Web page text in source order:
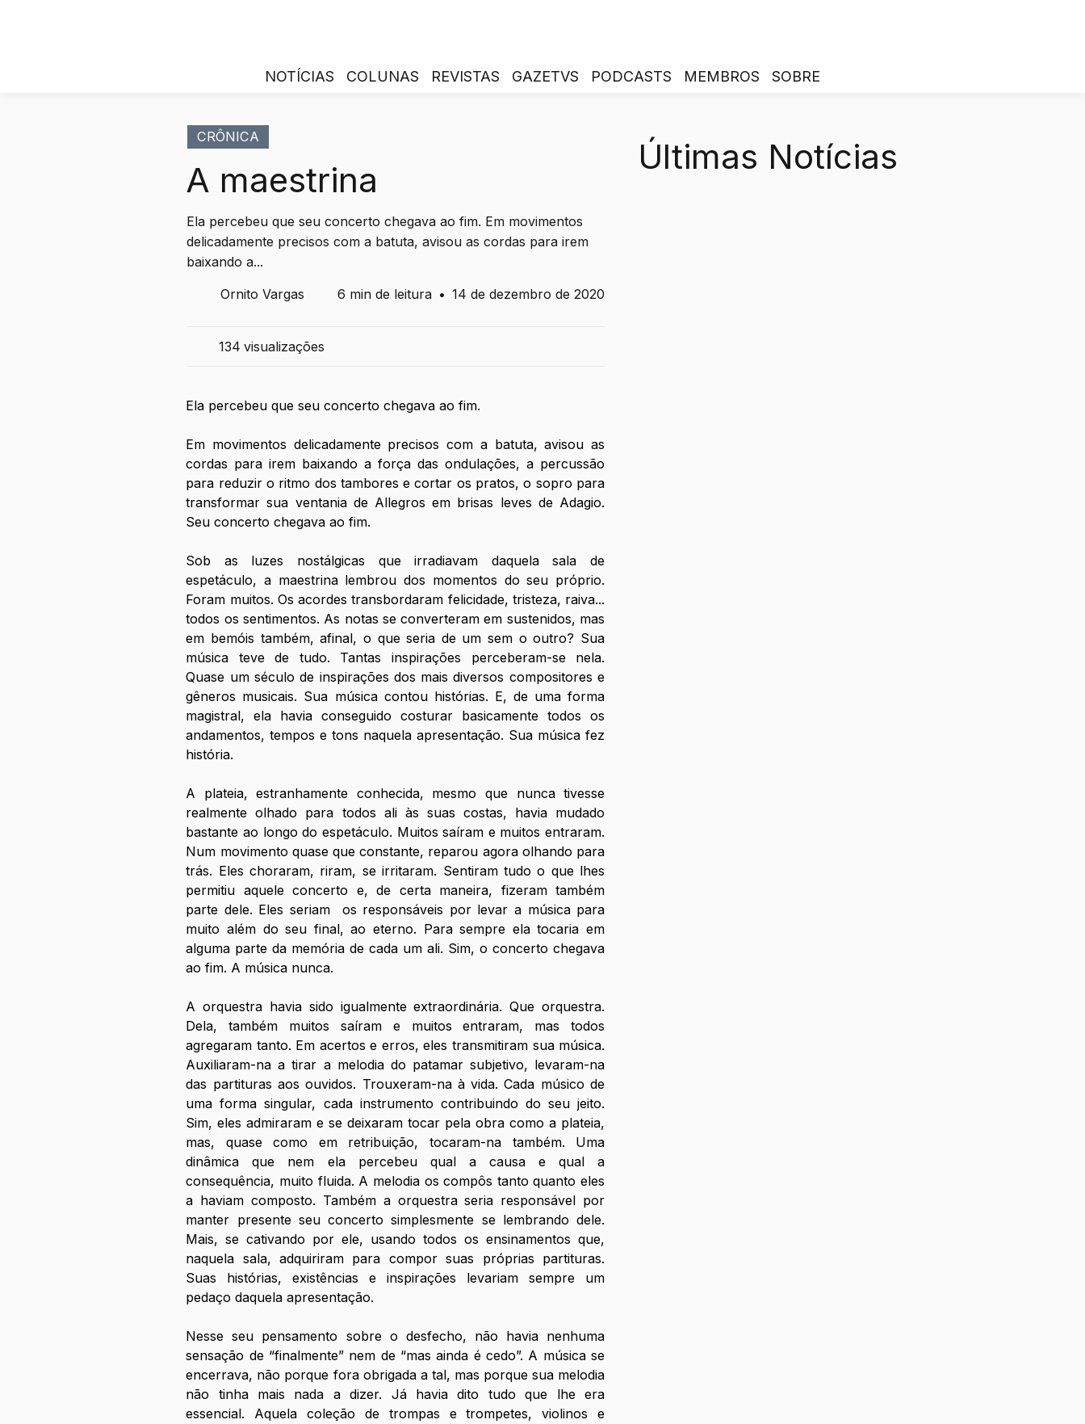
NOTÍCIAS COLUNAS REVISTAS GAZETVS PODCASTS MEMBROS SOBRE
CRÔNICA
A maestrina
Ela percebeu que seu concerto chegava ao fim. Em movimentos
delicadamente precisos com a batuta, avisou as cordas para irem
baixando a...
Ornito Vargas
6 min de leitura • 14 de dezembro de 2020
134 visualizações
Ela percebeu que seu concerto chegava ao fim.
Em movimentos delicadamente precisos com a batuta, avisou as
cordas para irem baixando a força das ondulações, a percussão
para reduzir o ritmo dos tambores e cortar os pratos, o sopro para
transformar sua ventania de Allegros em brisas leves de Adagio.
Seu concerto chegava ao fim.
Sob as luzes nostálgicas que irradiavam daquela sala de
espetáculo, a maestrina lembrou dos momentos do seu próprio.
Foram muitos. Os acordes transbordaram felicidade, tristeza, raiva...
todos os sentimentos. As notas se converteram em sustenidos, mas
em bemóis também, afinal, o que seria de um sem o outro? Sua
música teve de tudo. Tantas inspirações perceberam-se nela.
Quase um século de inspirações dos mais diversos compositores e
gêneros musicais. Sua música contou histórias. E, de uma forma
magistral, ela havia conseguido costurar basicamente todos os
andamentos, tempos e tons naquela apresentação. Sua música fez
história.
A plateia, estranhamente conhecida, mesmo que nunca tivesse
realmente olhado para todos ali às suas costas, havia mudado
bastante ao longo do espetáculo. Muitos saíram e muitos entraram.
Num movimento quase que constante, reparou agora olhando para
trás. Eles choraram, riram, se irritaram. Sentiram tudo o que lhes
permitiu aquele concerto e, de certa maneira, fizeram também
parte dele. Eles seriam  os responsáveis por levar a música para
muito além do seu final, ao eterno. Para sempre ela tocaria em
alguma parte da memória de cada um ali. Sim, o concerto chegava
ao fim. A música nunca.
A orquestra havia sido igualmente extraordinária. Que orquestra.
Dela, também muitos saíram e muitos entraram, mas todos
agregaram tanto. Em acertos e erros, eles transmitiram sua música.
Auxiliaram-na a tirar a melodia do patamar subjetivo, levaram-na
das partituras aos ouvidos. Trouxeram-na à vida. Cada músico de
uma forma singular, cada instrumento contribuindo do seu jeito.
Sim, eles admiraram e se deixaram tocar pela obra como a plateia,
mas, quase como em retribuição, tocaram-na também. Uma
dinâmica que nem ela percebeu qual a causa e qual a
consequência, muito fluida. A melodia os compôs tanto quanto eles
a haviam composto. Também a orquestra seria responsável por
manter presente seu concerto simplesmente se lembrando dele.
Mais, se cativando por ele, usando todos os ensinamentos que,
naquela sala, adquiriram para compor suas próprias partituras.
Suas histórias, existências e inspirações levariam sempre um
pedaço daquela apresentação.
Nesse seu pensamento sobre o desfecho, não havia nenhuma
sensação de “finalmente” nem de “mas ainda é cedo”. A música se
encerrava, não porque fora obrigada a tal, mas porque sua melodia
não tinha mais nada a dizer. Já havia dito tudo que lhe era
essencial. Aquela coleção de trompas e trompetes, violinos e
Últimas Notícias